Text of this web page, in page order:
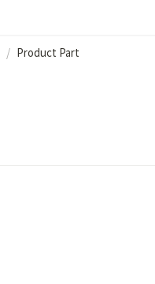
/ Product Part